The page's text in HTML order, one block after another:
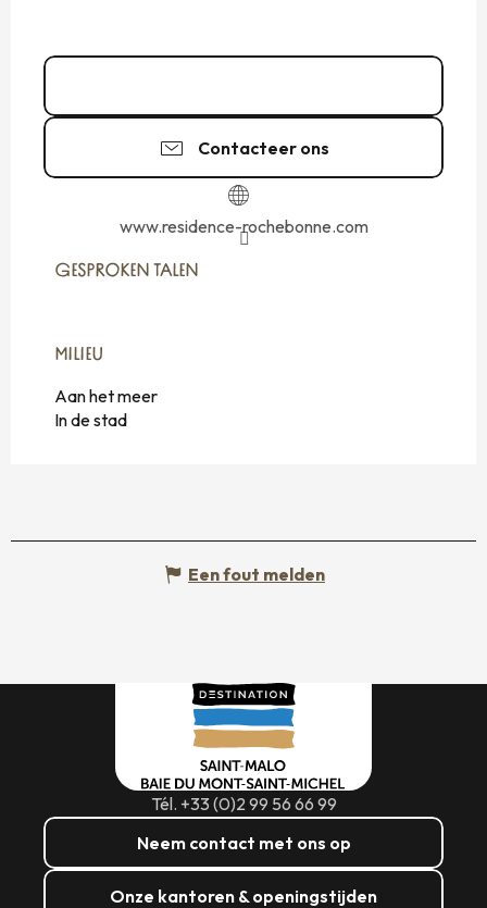
Contacteer ons
www.residence-rochebonne.com
GESPROKEN TALEN
GESPROKEN TALEN
MILIEU
MILIEU
Aan het meer
In de stad
Een fout melden
Tél. +33 (0)2 99 56 66 99
Neem contact met ons op
Onze kantoren & openingstijden